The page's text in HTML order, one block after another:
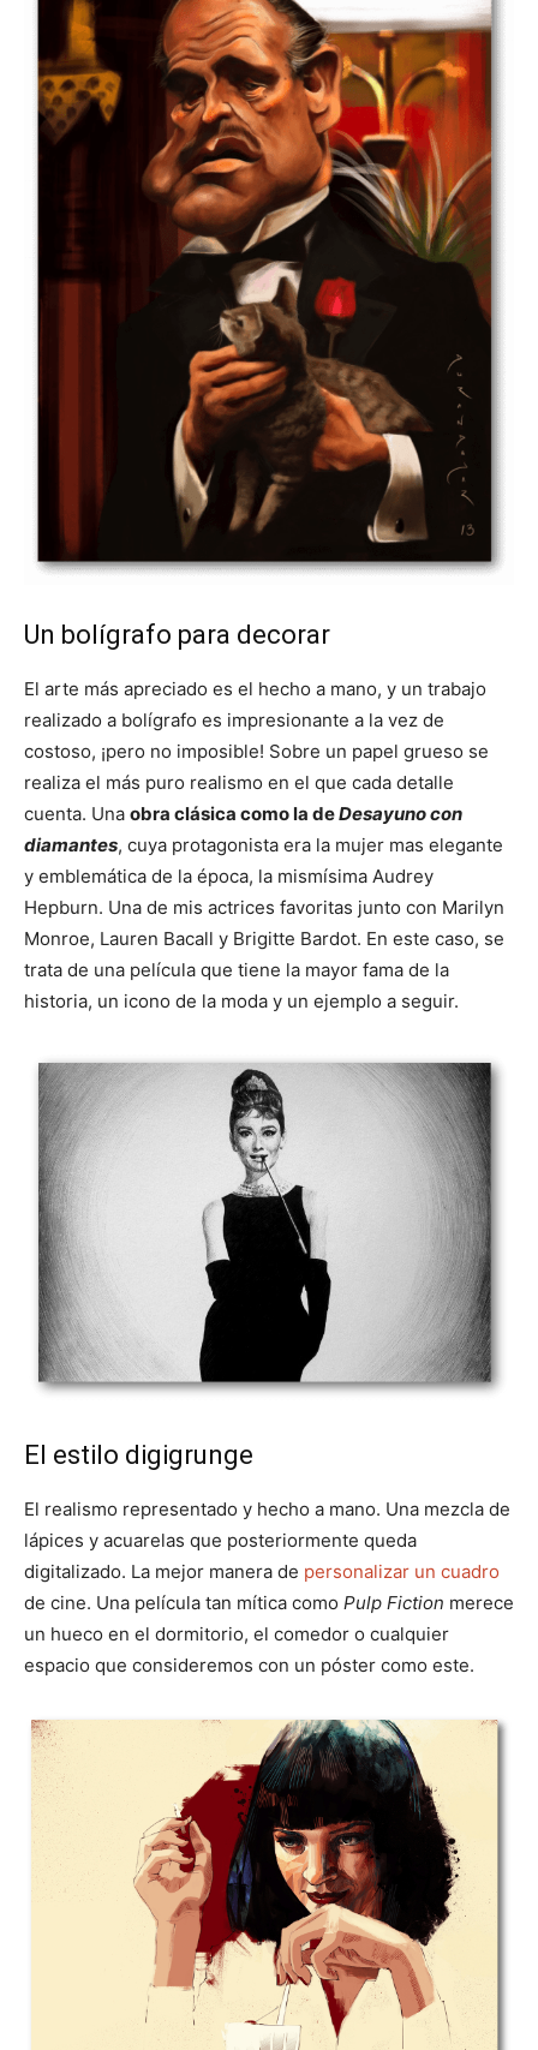
Un bolígrafo para decorar
El arte más apreciado es el hecho a mano, y un trabajo
realizado a bolígrafo es impresionante a la vez de
costoso, ¡pero no imposible! Sobre un papel grueso se
realiza el más puro realismo en el que cada detalle
cuenta. Una obra clásica como la deDesayuno con
diamantes, cuya protagonista era la mujer mas elegante
y emblemática de la época, la mismísima Audrey
Hepburn. Una de mis actrices favoritas junto con Marilyn
Monroe, Lauren Bacall y Brigitte Bardot. En este caso, se
trata de una película que tiene la mayor fama de la
historia, un icono de la moda y un ejemplo a seguir.
El estilo digigrunge
El realismo representado y hecho a mano. Una mezcla de
lápices y acuarelas que posteriormente queda
digitalizado. La mejor manera de personalizar un cuadro
de cine. Una película tan mítica como Pulp Fiction merece
un hueco en el dormitorio, el comedor o cualquier
espacio que consideremos con un póster como este.